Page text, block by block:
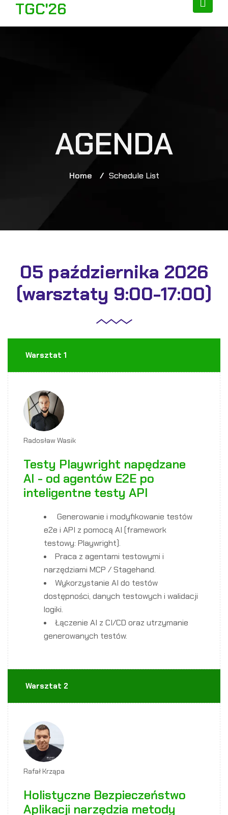
TGC'26
AGENDA
Home / Schedule List
05 października 2026
(warsztaty 9:00-17:00)
Warsztat 1
Radosław Wasik
Testy Playwright napędzane
AI - od agentów E2E po
inteligentne testy API
Generowanie i modyfikowanie testów
e2e i API z pomocą AI (framework
testowy: Playwright).
Praca z agentami testowymi i
narzędziami MCP / Stagehand.
Wykorzystanie AI do testów
dostępności, danych testowych i walidacji
logiki.
Łączenie AI z CI/CD oraz utrzymanie
generowanych testów.
Warsztat 2
Rafał Krząpa
Holistyczne Bezpieczeństwo
Aplikacji narzędzia metody